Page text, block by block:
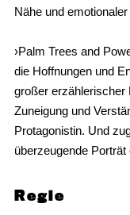
Nähe und
›Palm Trees and
die Hoffnungen und
großer erzählerischer
Zuneigung und
Protagonistin. Und
überzeugende
Regie